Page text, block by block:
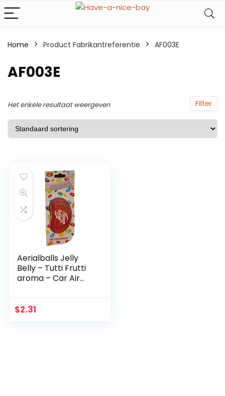
Home Product Fabrikantreferentie AF003E
AF003E
Filter
Het enkele resultaat weergeven
Aerialballs Jelly
Belly – Tutti Frutti
aroma – Car Air
niet uit hoeveel
$2.31